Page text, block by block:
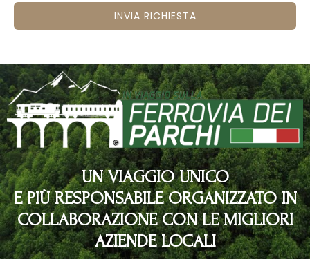
INVIA RICHIESTA
UN VIAGGIO UNICO
E PIÙ RESPONSABILE ORGANIZZATO IN
COLLABORAZIONE CON LE MIGLIORI
AZIENDE LOCALI